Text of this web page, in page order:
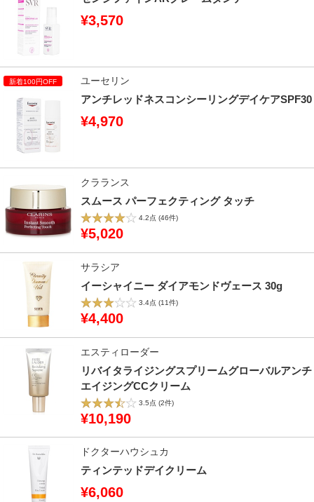
¥3,570
ユーセリン
アンチレッドネスコンシーリングデイケアSPF30
¥4,970
クラランス
スムース パーフェクティング タッチ
4.2点 (46件)
¥5,020
サラシア
イーシャイニー ダイアモンドヴェース 30g
3.4点 (11件)
¥4,400
エスティローダー
リバイタライジングスプリームグローバルアンチ
エイジングCCクリーム
3.5点 (2件)
¥10,190
ドクターハウシュカ
ティンテッドデイクリーム
¥6,060